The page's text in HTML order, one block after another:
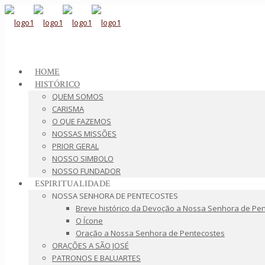
HOME
HISTÓRICO
QUEM SOMOS
CARISMA
O QUE FAZEMOS
NOSSAS MISSÕES
PRIOR GERAL
NOSSO SIMBOLO
NOSSO FUNDADOR
ESPIRITUALIDADE
NOSSA SENHORA DE PENTECOSTES
Breve histórico da Devoção a Nossa Senhora de
O Ícone
Oração a Nossa Senhora de Pentecostes
ORAÇÕES A SÃO JOSÉ
PATRONOS E BALUARTES